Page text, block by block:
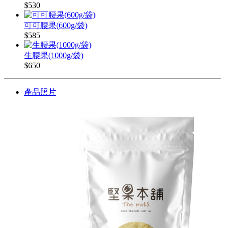
$530
可可腰果(600g/袋)
$585
生腰果(1000g/袋)
$650
產品照片